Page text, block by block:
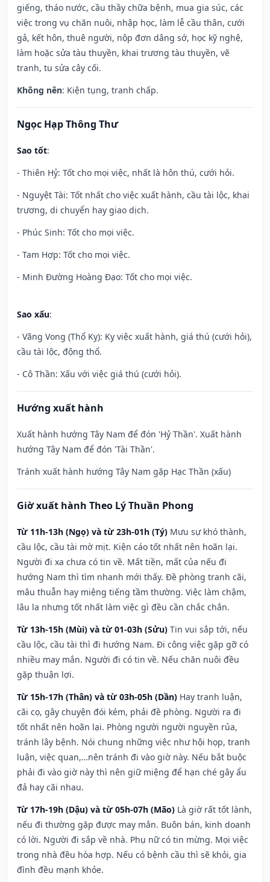
giếng, tháo nước, cầu thầy chữa bệnh, mua gia súc, các
việc trong vụ chăn nuôi, nhập học, làm lễ cầu thân, cưới
gả, kết hôn, thuê người, nộp đơn dâng sớ, học kỹ nghệ,
làm hoặc sửa tàu thuyền, khai trương tàu thuyền, vẽ
tranh, tu sửa cây cối.
Không nên: Kiện tụng, tranh chấp.
Ngọc Hạp Thông Thư
Sao tốt:
- Thiên Hỷ: Tốt cho mọi việc, nhất là hôn thú, cưới hỏi.
- Nguyệt Tài: Tốt nhất cho việc xuất hành, cầu tài lộc, khai
trương, di chuyển hay giao dịch.
- Phúc Sinh: Tốt cho mọi việc.
- Tam Hợp: Tốt cho mọi việc.
- Minh Đường Hoàng Đạo: Tốt cho mọi việc.
Sao xấu:
- Vãng Vong (Thổ Kỵ): Kỵ việc xuất hành, giá thú (cưới hỏi),
cầu tài lộc, động thổ.
- Cô Thần: Xấu với việc giá thú (cưới hỏi).
Hướng xuất hành
Xuất hành hướng Tây Nam để đón 'Hỷ Thần'. Xuất hành
hướng Tây Nam để đón 'Tài Thần'.
Tránh xuất hành hướng Tây Nam gặp Hạc Thần (xấu)
Giờ xuất hành Theo Lý Thuần Phong
Từ 11h-13h (Ngọ) và từ 23h-01h (Tý) Mưu sự khó thành,
cầu lộc, cầu tài mờ mịt. Kiện cáo tốt nhất nên hoãn lại.
Người đi xa chưa có tin về. Mất tiền, mất của nếu đi
hướng Nam thì tìm nhanh mới thấy. Đề phòng tranh cãi,
mâu thuẫn hay miệng tiếng tầm thường. Việc làm chậm,
lâu la nhưng tốt nhất làm việc gì đều cần chắc chắn.
Từ 13h-15h (Mùi) và từ 01-03h (Sửu) Tin vui sắp tới, nếu
cầu lộc, cầu tài thì đi hướng Nam. Đi công việc gặp gỡ có
nhiều may mắn. Người đi có tin về. Nếu chăn nuôi đều
gặp thuận lợi.
Từ 15h-17h (Thân) và từ 03h-05h (Dần) Hay tranh luận,
cãi cọ, gây chuyện đói kém, phải đề phòng. Người ra đi
tốt nhất nên hoãn lại. Phòng người người nguyền rủa,
tránh lây bệnh. Nói chung những việc như hội họp, tranh
luận, việc quan,…nên tránh đi vào giờ này. Nếu bắt buộc
phải đi vào giờ này thì nên giữ miệng để hạn ché gây ẩu
đả hay cãi nhau.
Từ 17h-19h (Dậu) và từ 05h-07h (Mão) Là giờ rất tốt lành,
nếu đi thường gặp được may mắn. Buôn bán, kinh doanh
có lời. Người đi sắp về nhà. Phụ nữ có tin mừng. Mọi việc
trong nhà đều hòa hợp. Nếu có bệnh cầu thì sẽ khỏi, gia
đình đều mạnh khỏe.